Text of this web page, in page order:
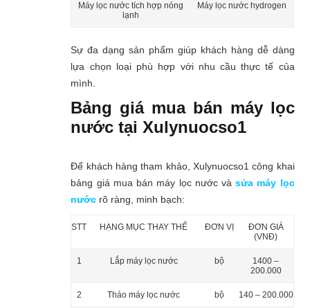
Máy lọc nước tích hợp nóng
lạnh
Máy lọc nước hydrogen
Sự đa dạng sản phẩm giúp khách hàng dễ dàng
lựa chọn loại phù hợp với nhu cầu thực tế của
mình.
Bảng giá mua bán máy lọc
nước tại Xulynuocso1
Để khách hàng tham khảo, Xulynuocso1 công khai
bảng giá mua bán máy lọc nước vàsửa máy lọc
nước rõ ràng, minh bạch:
STT HẠNG MỤC THAY THẾ ĐƠN VỊ
ĐƠN GIÁ
(VNĐ)
1 Lắp máy lọc nước bộ
1400 –
200.000
2 Tháo máy lọc nước bộ 140 – 200.000